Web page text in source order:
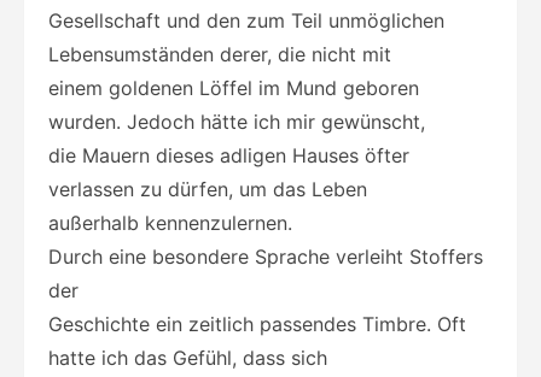
Gesellschaft und den zum Teil unmöglichen
Lebensumständen derer, die nicht mit
einem goldenen Löffel im Mund geboren
wurden. Jedoch hätte ich mir gewünscht,
die Mauern dieses adligen Hauses öfter
verlassen zu dürfen, um das Leben
außerhalb kennenzulernen.
Durch eine besondere Sprache verleiht Stoffers
der
Geschichte ein zeitlich passendes Timbre. Oft
hatte ich das Gefühl, dass sich